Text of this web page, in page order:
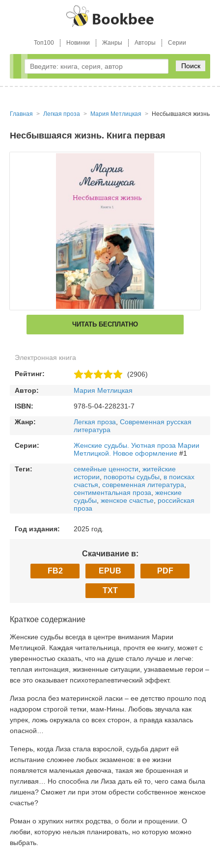
Топ100 Новинки Жанры Авторы Серии
Поиск
Главная Легкая проза Мария Метлицкая Несбывшаяся жизнь.
Несбывшаяся жизнь. Книга первая
ЧИТАТЬ БЕСПЛАТНО
Электронная книга
Рейтинг: (2906)
Автор:
Мария Метлицкая
ISBN:
978-5-04-228231-7
Жанр:
Легкая проза Современная русская
литература
Серии:
Женские судьбы. Уютная проза Марии
Метлицкой. Новое оформление #1
Теги:
семейные ценности житейские
истории
повороты судьбы
в поисках
счастья современная литература
сентиментальная проза женские
судьбы женское счастье российская
проза
Год издания: 2025 год.
Скачивание в:
FB2 EPUB PDF
TXT
Краткое содержание
Женские судьбы всегда в центре внимания Марии
Метлицкой. Каждая читательница, прочтя ее книгу, может с
уверенностью сказать, что на душе стало лучше и легче:
теплая интонация, жизненные ситуации, узнаваемые герои –
все это оказывает психотерапевтический эффект.
Лиза росла без материнской ласки – ее детство прошло под
надзором строгой тетки, мам-Нины. Любовь звучала как
упрек, ложь окружала со всех сторон, а правда казалась
опасной…
Теперь, когда Лиза стала взрослой, судьба дарит ей
испытание сложнее любых экзаменов: в ее жизни
появляется маленькая девочка, такая же брошенная и
пугливая… Но способна ли Лиза дать ей то, чего сама была
лишена? Сможет ли при этом обрести собственное женское
счастье?
Роман о хрупких нитях родства, о боли и прощении. О
любви, которую нельзя планировать, но которую можно
выбрать.